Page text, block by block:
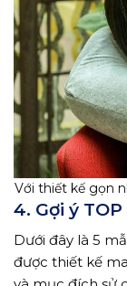
Với thiết kế gọn
4. Gợi ý
Dưới đây là 5
được thiết kế